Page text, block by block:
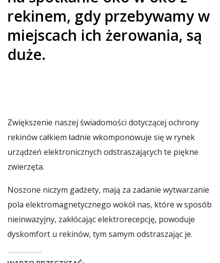
rekinem, gdy przebywamy w
miejscach ich żerowania, są
duże.
Zwiększenie naszej świadomości dotyczącej ochrony
rekinów całkiem ładnie wkomponowuje się w rynek
urządzeń elektronicznych odstraszających te piękne
zwierzęta.
Noszone niczym gadżety, mają za zadanie wytwarzanie
pola elektromagnetycznego wokół nas, które w sposób
nieinwazyjny, zakłócając elektrorecepcję, powoduje
dyskomfort u rekinów, tym samym odstraszając je.